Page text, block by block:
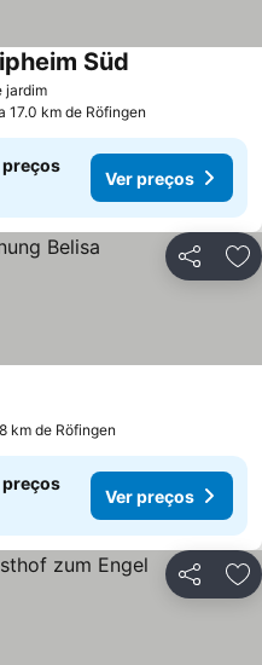
jardim
Süd
17.0 km de Röfingen
preços
Ver preços
Partilhar
km de Röfingen
preços
Ver preços
Partilhar